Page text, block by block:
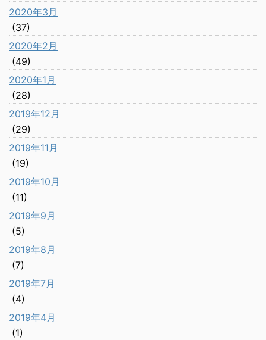
2020年3月
(37)
2020年2月
(49)
2020年1月
(28)
2019年12月
(29)
2019年11月
(19)
2019年10月
(11)
2019年9月
(5)
2019年8月
(7)
2019年7月
(4)
2019年4月
(1)